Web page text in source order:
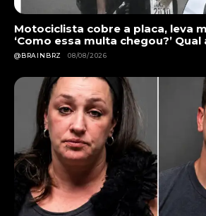
Motociclista cobre a placa, leva
‘Como essa multa chegou?’
@BRAINBRZ 08/08/2026